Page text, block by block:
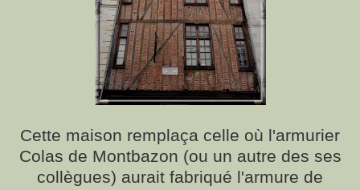
Cette maison remplaça celle où l'armurier
Colas de Montbazon (ou un autre des ses
collègues) aurait fabriqué l'armure de